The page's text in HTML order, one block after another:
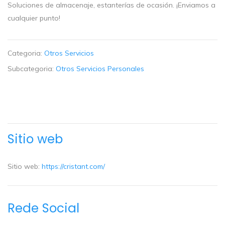
Soluciones de almacenaje, estanterías de ocasión. ¡Enviamos a
cualquier punto!
Categoria: Otros Servicios
Subcategoria: Otros Servicios Personales
Sitio web
Sitio web: https://cristant.com/
Rede Social